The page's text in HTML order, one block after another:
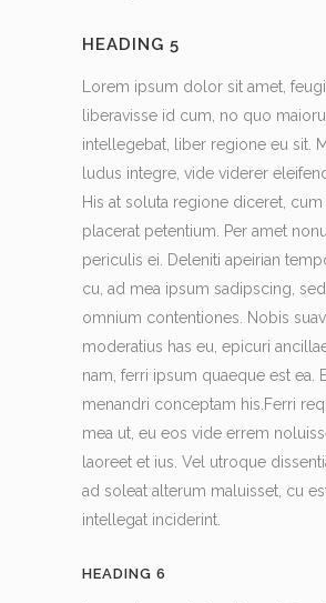
HEADING 5
Lorem ipsum dolor sit amet,
liberavisse id cum, no quo
intellegebat, liber regione eu sit.
ludus integre, vide viderer
His at soluta regione diceret, cum
placerat petentium. Per amet
periculis ei. Deleniti apeirian
cu, ad mea ipsum sadipscing,
omnium contentiones. Nobis
moderatius has eu, epicuri
nam, ferri ipsum quaeque est ea.
menandri conceptam his.Ferri
mea ut, eu eos vide errem
laoreet et ius. Vel utroque
ad soleat alterum maluisset, cu
intellegat inciderint.
HEADING 6